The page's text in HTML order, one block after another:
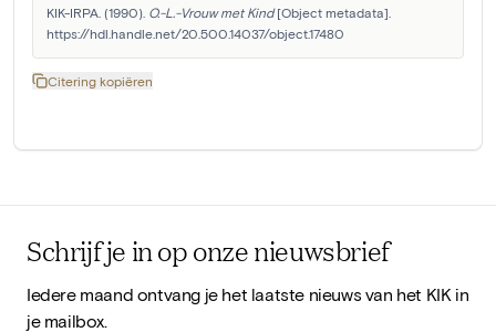
KIK-IRPA. (1990). O.-L.-Vrouw met Kind [Object metadata].
https://hdl.handle.net/20.500.14037/object.17480
Citering kopiëren
Schrijf je in op onze nieuwsbrief
Iedere maand ontvang je het laatste nieuws van het KIK in
je mailbox.